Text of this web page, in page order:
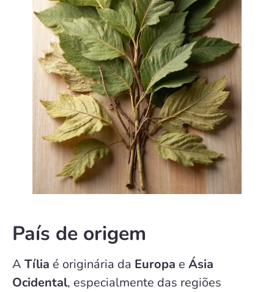
País de origem
A Tília é originária da Europa e Ásia
Ocidental, especialmente das regiões